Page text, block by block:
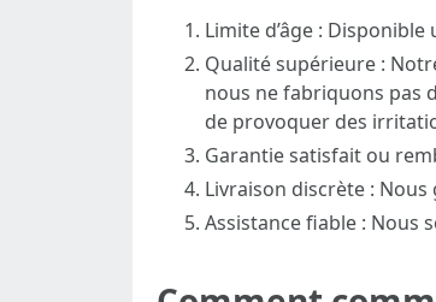
Limite d’âge :
Qualité supérieure :
nous ne fabriquons pas
de provoquer des
Garantie satisfait ou
Livraison discrète :
Assistance fiable : Nous